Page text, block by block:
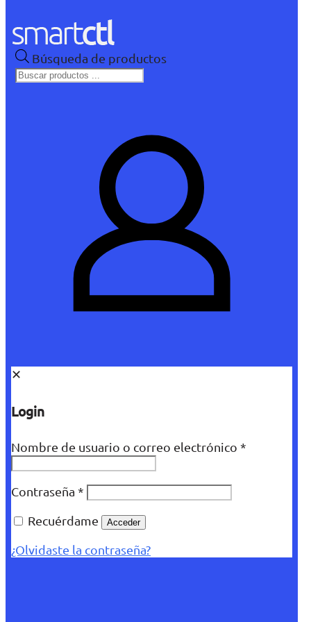
Búsqueda de productos
✕
Login
Nombre de usuario o correo electrónico *
Contraseña *
Recuérdame
Acceder
¿Olvidaste la contraseña?